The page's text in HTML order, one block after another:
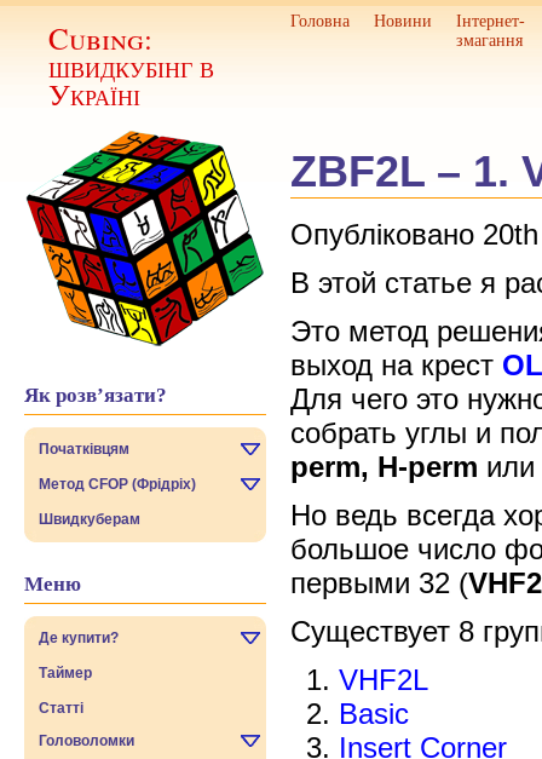
Cubing:
швидкубінг в
Україні
Головна Новини
Інтернет-
змагання
Як розв’язати?
Початківцям
Метод CFOP (Фрідріх)
Швидкуберам
Меню
Де купити?
Таймер
Статті
Головоломки
ZBF2L – 1.
Опубліковано
В этой статье я
Это метод
выход на крест
Для чего это
собрать углы и
perm, H-perm или
Но ведь всегда
большое число
первыми 32 (
Существует 8
VHF2L
Basic
Insert Corner